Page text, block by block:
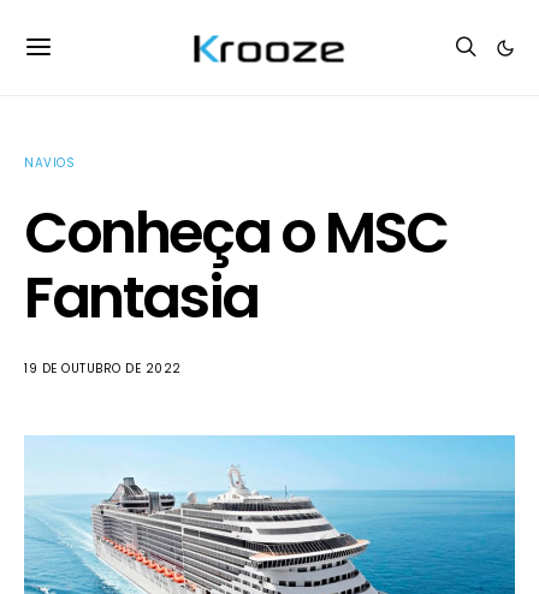
NAVIOS
Conheça o MSC
Fantasia
19 DE OUTUBRO DE 2022